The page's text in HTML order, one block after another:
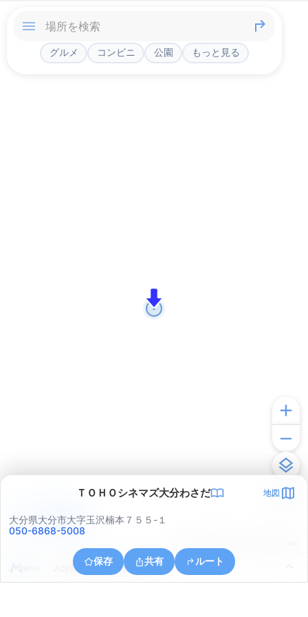
グルメ コンビニ 公園 もっと見る
ＴＯＨＯシネマズ大分わさだ 地図
大分県大分市大字玉沢楠本７５５-１
050-6868-5008
保存 共有 ルート
大分県大分市上宗方南２丁目１
アプリで見る